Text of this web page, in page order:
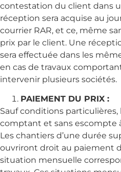
contestation du client dans
réception sera acquise au
courrier RAR, et ce, même
prix par le client. Une
sera effectuée dans les
en cas de travaux
intervenir plusieurs sociétés.
PAIEMENT DU PRIX :
Sauf conditions particulières,
comptant et sans escompte
Les chantiers d’une durée
ouvriront droit au paiement
situation mensuelle